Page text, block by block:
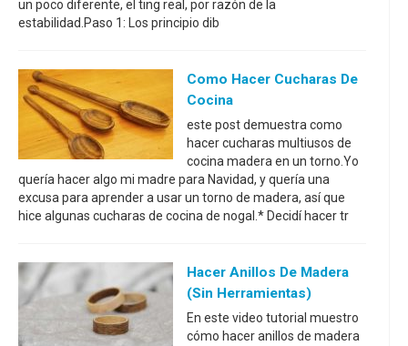
un poco diferente, el ting real, por razón de la
estabilidad.Paso 1: Los principio dib
Como Hacer Cucharas De
Cocina
este post demuestra como
hacer cucharas multiusos de
cocina madera en un torno.Yo
quería hacer algo mi madre para Navidad, y quería una
excusa para aprender a usar un torno de madera, así que
hice algunas cucharas de cocina de nogal.* Decidí hacer tr
Hacer Anillos De Madera
(sin Herramientas)
En este video tutorial muestro
cómo hacer anillos de madera